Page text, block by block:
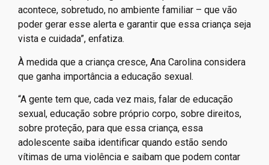
da família – porque a gente sabe que a violência sexual
acontece, sobretudo, no ambiente familiar – que vão
poder gerar esse alerta e garantir que essa criança seja
À medida que a criança cresce, Ana Carolina considera
“A gente tem que, cada vez mais, falar de educação
sexual, educação sobre próprio corpo, sobre direitos,
sobre proteção, para que essa criança, essa
adolescente saiba identificar quando estão sendo